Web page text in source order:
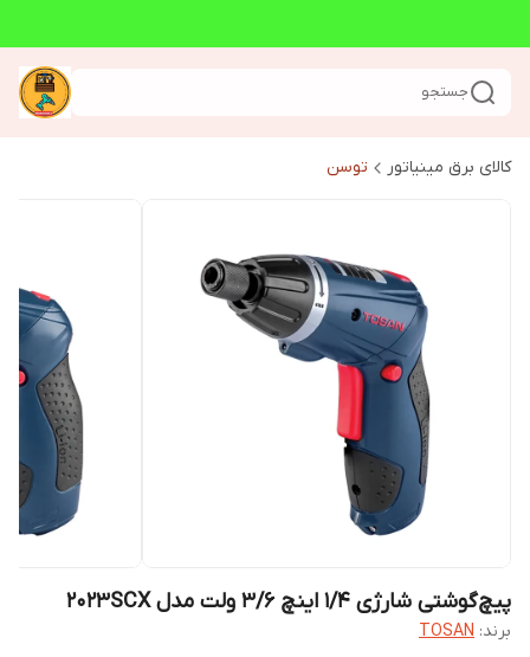
جستجو
کالای برق مینیاتور توسن
پیچ‌گوشتی شارژی 1/4 اینچ 3/6 ولت مدل 2023SCX
برند: TOSAN